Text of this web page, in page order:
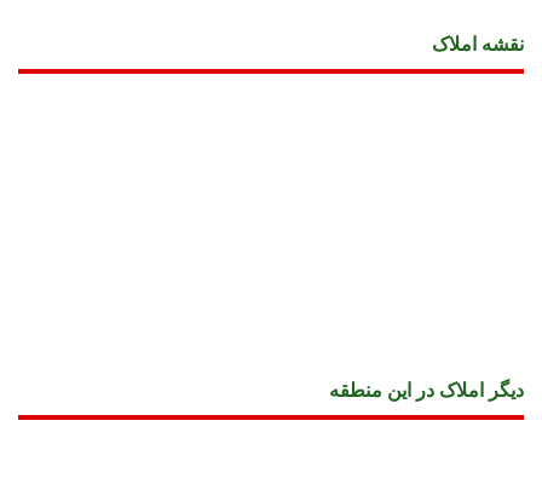
نقشه املاک
دیگر املاک در این منطقه